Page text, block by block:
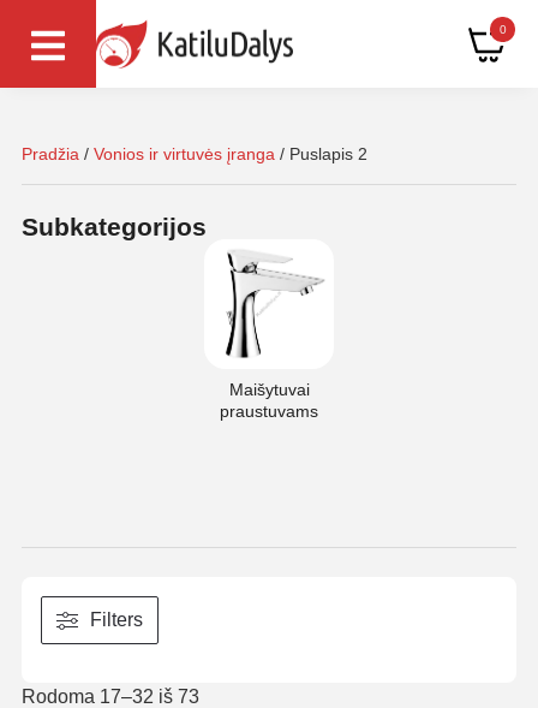
0
Pradžia / Vonios ir virtuvės įranga / Puslapis 2
Subkategorijos
Maišytuvai
praustuvams
Filters
Rodoma 17–32 iš 73